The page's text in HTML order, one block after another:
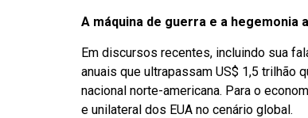
A máquina de guerra e a hegemonia
Em discursos recentes, incluindo sua
anuais que ultrapassam US$ 1,5 trilhão
nacional norte-americana. Para o
e unilateral dos EUA no cenário global.